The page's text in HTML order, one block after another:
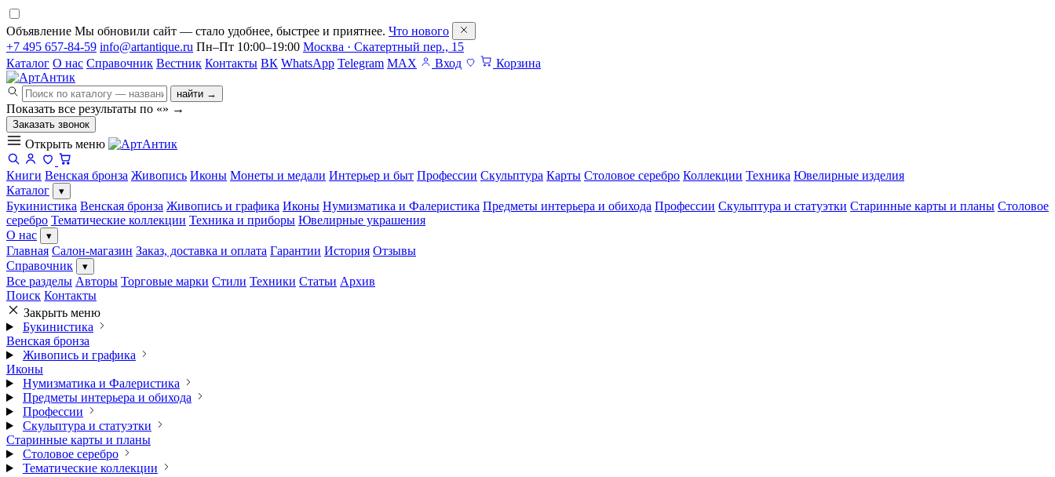
Объявление Мы обновили сайт — стало удобнее, быстрее и приятнее. Что нового
+7 495 657-84-59 info@artantique.ru Пн–Пт 10:00–19:00 Москва · Скатертный пер., 15
Каталог О нас Справочник Вестник Контакты ВК WhatsApp Telegram MAX Вход Корзина
найти →
Показать все результаты по «» →
Заказать звонок
Открыть меню
Книги Венская бронза Живопись Иконы Монеты и медали Интерьер и быт Профессии Скульптура Карты Столовое серебро Коллекции Техника Ювелирные изделия
Каталог
▾
Букинистика Венская бронза Живопись и графика Иконы Нумизматика и Фалеристика Предметы интерьера и обихода Профессии Скульптура и статуэтки Старинные карты и планы Столовое
серебро Тематические коллекции Техника и приборы Ювелирные украшения
О нас
▾
Главная Салон-магазин Заказ, доставка и оплата Гарантии История Отзывы
Справочник
▾
Все разделы Авторы Торговые марки Стили Техники Статьи Архив
Поиск Контакты
Закрыть меню
Букинистика
Венская бронза
Живопись и графика
Иконы
Нумизматика и Фалеристика
Предметы интерьера и обихода
Профессии
Скульптура и статуэтки
Старинные карты и планы
Столовое серебро
Тематические коллекции